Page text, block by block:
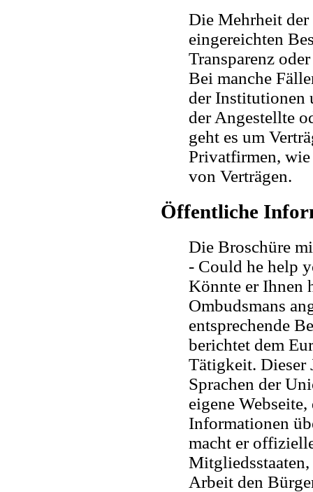
Die Mehrheit der
eingereichten
Transparenz
Bei manche
der Institutionen
der Angestellte
geht es um
Privatfirmen,
von Verträgen.
Öffentliche
Die Broschüre
- Could he help
Könnte er Ihnen
Ombudsmans
entsprechende
berichtet dem
Tätigkeit. Dieser
Sprachen der
eigene
Informationen
macht er
Arbeit den